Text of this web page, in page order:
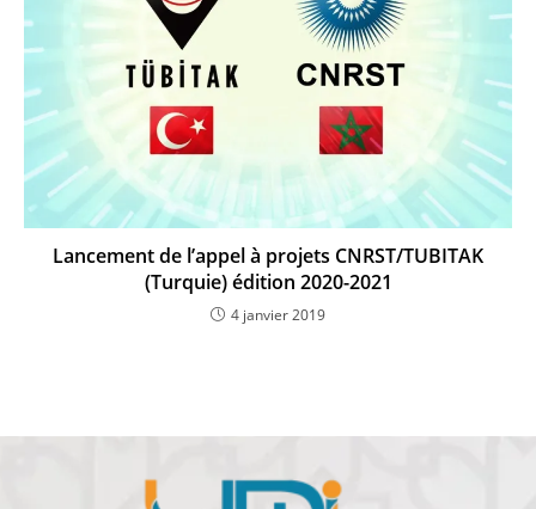
Lancement de l’appel à projets CNRST/TUBITAK
(Turquie) édition 2020-2021
4 janvier 2019